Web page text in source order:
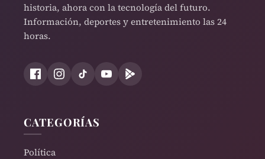
historia, ahora con la tecnología del futuro.
Información, deportes y entretenimiento las 24
horas.
CATEGORÍAS
Política